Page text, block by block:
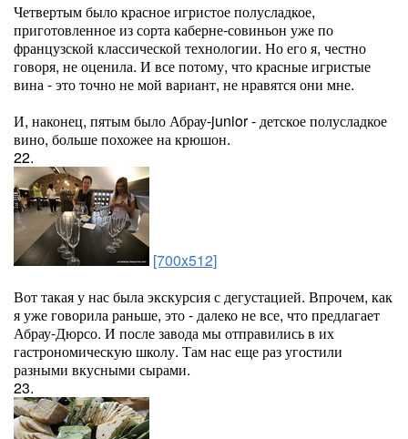
Четвертым было красное игристое полусладкое,
приготовленное из сорта каберне-совиньон уже по
французской классической технологии. Но его я, честно
говоря, не оценила. И все потому, что красные игристые
вина - это точно не мой вариант, не нравятся они мне.
И, наконец, пятым было Абрау-junior - детское полусладкое
вино, больше похожее на крюшон.
22.
[700x512]
Вот такая у нас была экскурсия с дегустацией. Впрочем, как
я уже говорила раньше, это - далеко не все, что предлагает
Абрау-Дюрсо. И после завода мы отправились в их
гастрономическую школу. Там нас еще раз угостили
разными вкусными сырами.
23.